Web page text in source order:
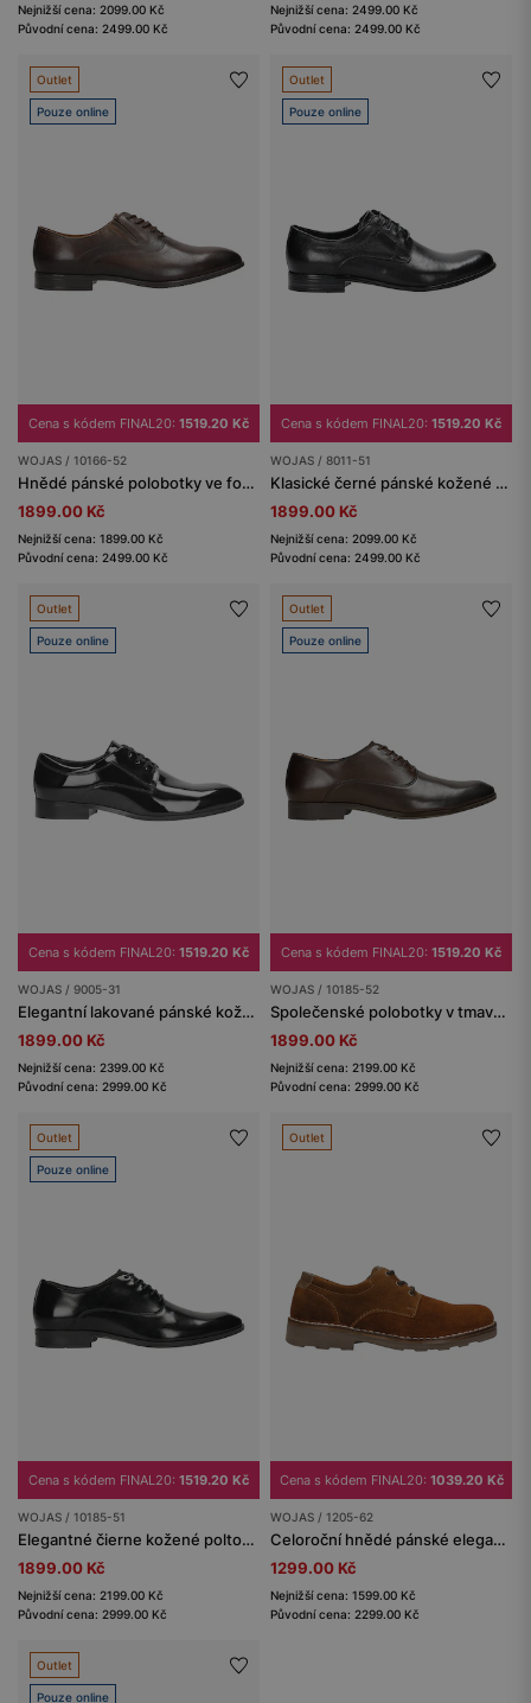
Nejnižší cena: 2099.00 Kč
Původní cena: 2499.00 Kč
Nejnižší cena: 2499.00 Kč
Původní cena: 2499.00 Kč
Outlet
Pouze online
Cena s kódem FINAL20: 1519.20 Kč
WOJAS / 10166-52
Hnědé pánské polobotky ve formálním stylu
1899.00 Kč
Nejnižší cena: 1899.00 Kč
Původní cena: 2499.00 Kč
Outlet
Pouze online
Cena s kódem FINAL20: 1519.20 Kč
WOJAS / 8011-51
Klasické černé pánské kožené boty z hladké kůže
1899.00 Kč
Nejnižší cena: 2099.00 Kč
Původní cena: 2499.00 Kč
Outlet
Pouze online
Cena s kódem FINAL20: 1519.20 Kč
WOJAS / 9005-31
Elegantní lakované pánské kožené boty na podpatku
1899.00 Kč
Nejnižší cena: 2399.00 Kč
Původní cena: 2999.00 Kč
Outlet
Pouze online
Cena s kódem FINAL20: 1519.20 Kč
WOJAS / 10185-52
Společenské polobotky v tmavě hnědé barvě
1899.00 Kč
Nejnižší cena: 2199.00 Kč
Původní cena: 2999.00 Kč
Outlet
Pouze online
Cena s kódem FINAL20: 1519.20 Kč
WOJAS / 10185-51
Elegantné čierne kožené poltopánky
1899.00 Kč
Nejnižší cena: 2199.00 Kč
Původní cena: 2999.00 Kč
Outlet
Cena s kódem FINAL20: 1039.20 Kč
WOJAS / 1205-62
Celoroční hnědé pánské elegantní boty z velurové kůže
1299.00 Kč
Nejnižší cena: 1599.00 Kč
Původní cena: 2299.00 Kč
Outlet
Pouze online